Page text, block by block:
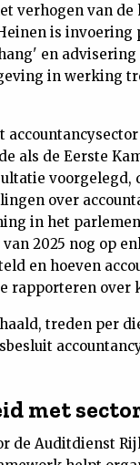
verhogen van
is invoering
en advisering
in werking
als de Eerste
voorgelegd,
over
in het
2025 nog op
en hoeven
rapporteren
treden per
met
de Auditdienst